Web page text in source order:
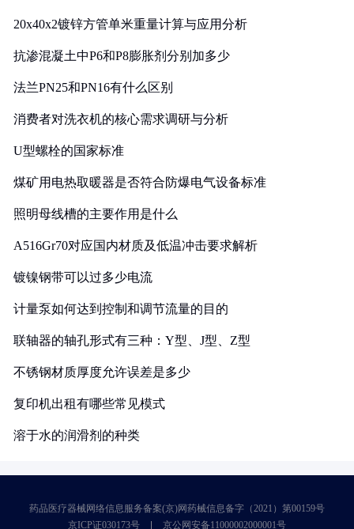
20x40x2镀锌方管单米重量计算与应用分析
抗渗混凝土中P6和P8膨胀剂分别加多少
法兰PN25和PN16有什么区别
消费者对洗衣机的核心需求调研与分析
U型螺栓的国家标准
煤矿用电热取暖器是否符合防爆电气设备标准
照明母线槽的主要作用是什么
A516Gr70对应国内材质及低温冲击要求解析
镀镍钢带可以过多少电流
计量泵如何达到控制和调节流量的目的
联轴器的轴孔形式有三种：Y型、J型、Z型
不锈钢材质厚度允许误差是多少
复印机出租有哪些常见模式
溶于水的润滑剂的种类
药品医疗器械网络信息服务备案(京)网药械信息备字（2021）第00159号
京ICP证030173号
京公网安备11000002000001号